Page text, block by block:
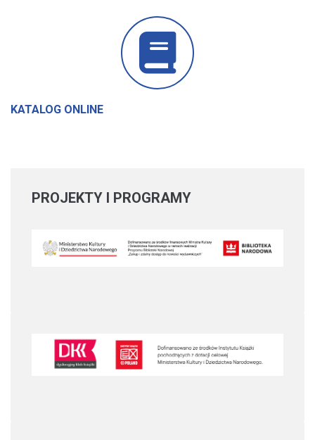
KATALOG ONLINE
PROJEKTY I PROGRAMY